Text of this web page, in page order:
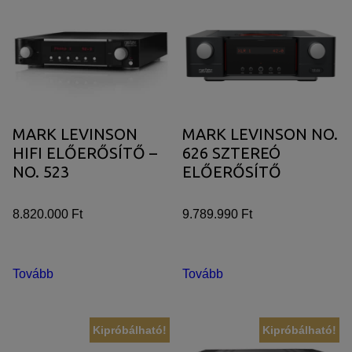
MARK LEVINSON
HIFI ELŐERŐSÍTŐ –
NO. 523
8.820.000 Ft
Tovább
MARK LEVINSON NO.
626 SZTEREÓ
ELŐERŐSÍTŐ
9.789.990 Ft
Tovább
Kipróbálható! Kipróbálható!
egyedi, releváns, érdeklődési körébe tartozó
reklámajánlatokkal tudjuk megcélozni.